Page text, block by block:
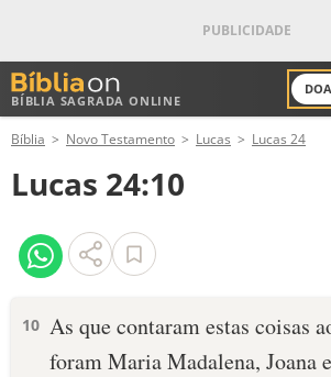
BÍBLIA SAGRADA ONLINE
ANTIGO TESTAMENTO
NOVO TESTAMENTO
VERSÍCULOS
PALAVRA DO DIA
Bíblia Novo Testamento Lucas Lucas 24
Lucas 24:10
10 As que contaram estas coisas
foram Maria Madalena, Joana